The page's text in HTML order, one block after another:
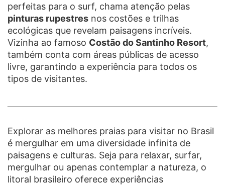
perfeitas para o surf, chama atenção pelas
pinturas rupestres nos costões e trilhas
ecológicas que revelam paisagens incríveis.
Vizinha ao famoso Costão do Santinho Resort,
também conta com áreas públicas de acesso
livre, garantindo a experiência para todos os
tipos de visitantes.
Explorar as melhores praias para visitar no Brasil
é mergulhar em uma diversidade infinita de
paisagens e culturas. Seja para relaxar, surfar,
mergulhar ou apenas contemplar a natureza, o
litoral brasileiro oferece experiências